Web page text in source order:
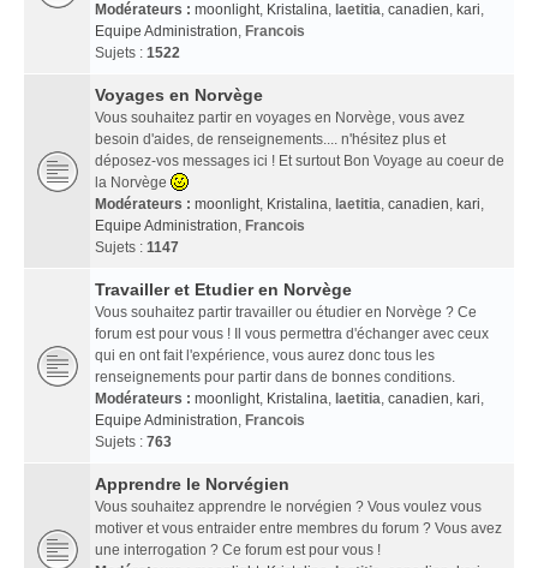
Modérateurs : moonlight, Kristalina, laetitia, canadien, kari,
Equipe Administration, Francois
Sujets : 1522
Voyages en Norvège
Vous souhaitez partir en voyages en Norvège, vous avez
besoin d'aides, de renseignements.... n'hésitez plus et
déposez-vos messages ici ! Et surtout Bon Voyage au coeur de
la Norvège
Modérateurs : moonlight, Kristalina, laetitia, canadien, kari,
Equipe Administration, Francois
Sujets : 1147
Travailler et Etudier en Norvège
Vous souhaitez partir travailler ou étudier en Norvège ? Ce
forum est pour vous ! Il vous permettra d'échanger avec ceux
qui en ont fait l'expérience, vous aurez donc tous les
renseignements pour partir dans de bonnes conditions.
Modérateurs : moonlight, Kristalina, laetitia, canadien, kari,
Equipe Administration, Francois
Sujets : 763
Apprendre le Norvégien
Vous souhaitez apprendre le norvégien ? Vous voulez vous
motiver et vous entraider entre membres du forum ? Vous avez
une interrogation ? Ce forum est pour vous !